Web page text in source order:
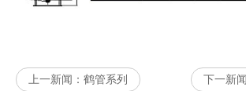
上一新闻： 鹤管系列 下一新闻